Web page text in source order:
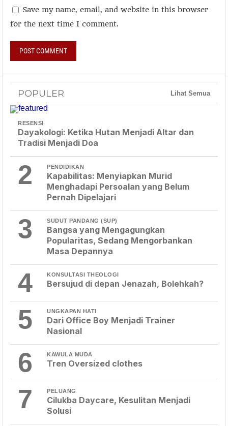
Save my name, email, and website in this browser
for the next time I comment.
POPULER Lihat Semua
RESENSI
Dayakologi: Ketika Hutan Menjadi Altar dan
Tradisi Menjadi Doa
2 PENDIDIKAN
Kapabilitas: Menyiapkan Murid
Menghadapi Persoalan yang Belum
Pernah Dipelajari
3 SUDUT PANDANG (SUP)
Bangsa yang Mengagungkan
Popularitas, Sedang Mengorbankan
Masa Depannya
4 KONSULTASI THEOLOGI
Bersujud di depan Jenazah, Bolehkah?
5 UNGKAPAN HATI
Dari Office Boy Menjadi Trainer
Nasional
6 KAWULA MUDA
Tren Oversized clothes
7 PELUANG
Cilukba Daycare, Kesulitan Menjadi
Solusi